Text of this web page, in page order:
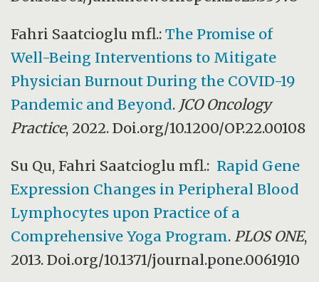
Fahri Saatcioglu mfl.:The Promise of
Well-Being Interventions to Mitigate
Physician Burnout During the COVID-19
Pandemic and Beyond. JCO Oncology
Practice, 2022. Doi.org/10.1200/OP.22.00108
Su Qu, Fahri Saatcioglu mfl.: Rapid Gene
Expression Changes in Peripheral Blood
Lymphocytes upon Practice of a
Comprehensive Yoga Program. PLOS ONE,
2013. Doi.org/10.1371/journal.pone.0061910